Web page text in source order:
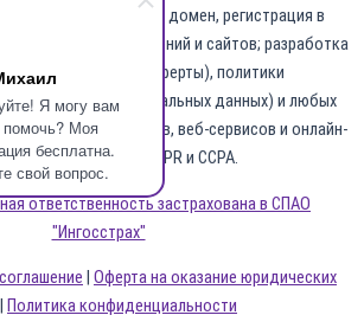
Я могу вам
помочь? Моя
бесплатна.
свой вопрос.
защита прав на домен, регистрация в
программ, приложений и сайтов; разработка
соглашения (оферты), политики
(обработки персональных данных) и любых
проектов, сайтов, веб-сервисов и онлайн-
в т.ч. по 152-ФЗ, GDPR и CCPA.
ответственность застрахована в СПАО
"Ингосстрах"
Оферта на оказание юридических
Политика конфиденциальности